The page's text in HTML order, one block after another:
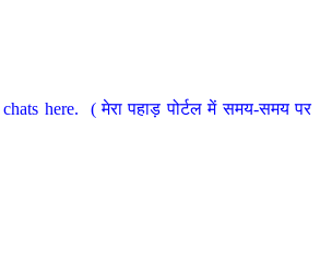
here. ( मेरा पहाड़ पोर्टल में समय-समय पर